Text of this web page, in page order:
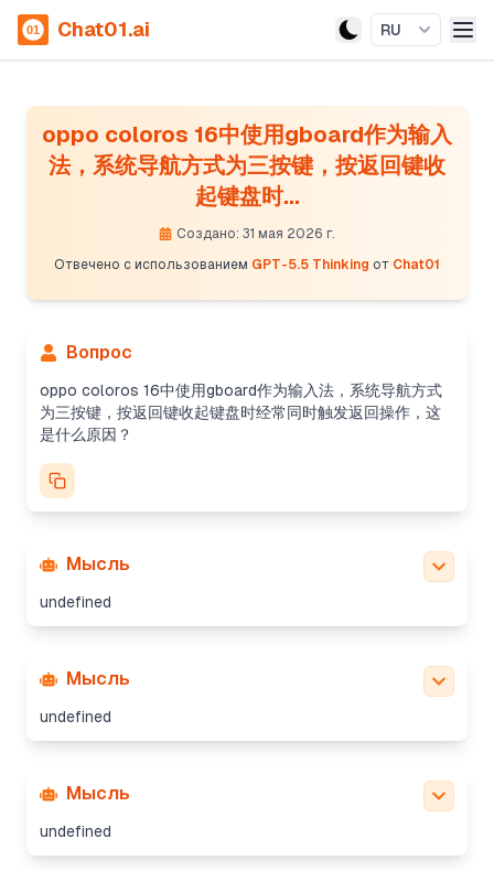
Chat01.ai RU
oppo coloros 16中使用gboard作为输入
法，系统导航方式为三按键，按返回键收
起键盘时...
Создано: 31 мая 2026 г.
Отвечено с использованием GPT-5.5 Thinking от Chat01
Вопрос
oppo coloros 16中使用gboard作为输入法，系统导航方式
为三按键，按返回键收起键盘时经常同时触发返回操作，这
是什么原因？
Мысль
undefined
Мысль
undefined
Мысль
undefined